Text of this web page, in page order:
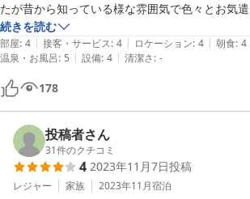
たが昔から知っている様な雰囲気で色々とお気
しく楽しく過ごせました。
女将さん、ご病気から復活なさったそうでこれか
張ってくださいね！
続きを読む
部屋: 4 | 接客・サービス: 4 | ロケーション: 4 | 朝食: 4
温泉・お風呂: 5 | 設備: 4 | 清潔さ: -
178
投稿者さん
31件のクチコミ
4 2023年11月7日投稿
レジャー 家族 2023年11月宿泊